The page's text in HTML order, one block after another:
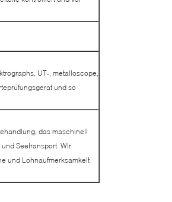
UT-, metalloscope,
und so
das maschinell
Seetransport. Wir
und Lohnaufmerksamkeit